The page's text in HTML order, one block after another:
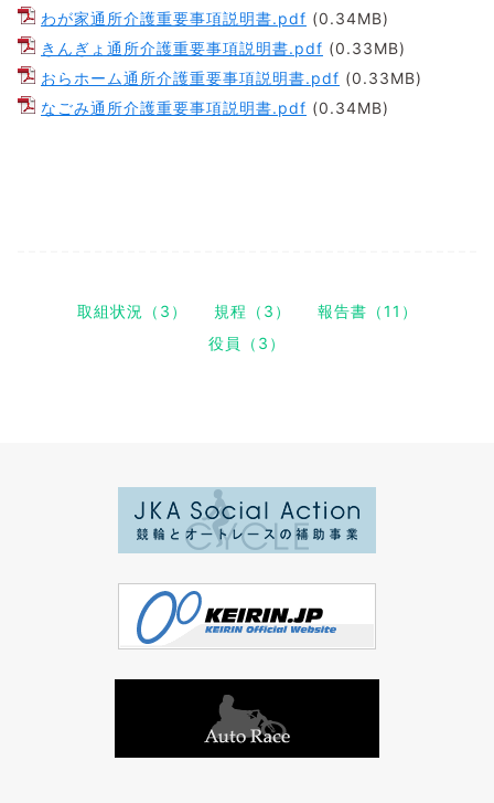
わが家通所介護重要事項説明書.pdf (0.34MB)
きんぎょ通所介護重要事項説明書.pdf (0.33MB)
おらホーム通所介護重要事項説明書.pdf (0.33MB)
なごみ通所介護重要事項説明書.pdf (0.34MB)
取組状況（3） 規程（3）
報告書（11）
役員（3）